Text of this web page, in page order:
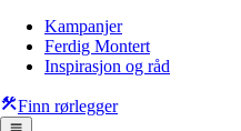
Kampanjer
Ferdig Montert
Inspirasjon og råd
Finn rørlegger